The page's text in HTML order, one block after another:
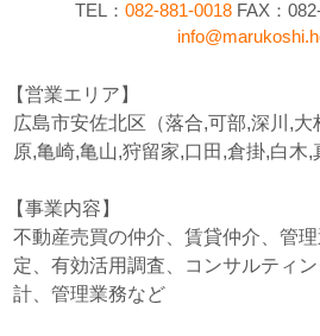
TEL： 082-881-0018FAX：
営業エリア
広島市安佐北区（落合,可部,深川,
原,亀崎,亀山,狩留家,口田,倉掛,白木,
事業内容
不動産売買の仲介、賃貸仲介、管
定、有効活用調査、コンサルティ
計、管理業務など